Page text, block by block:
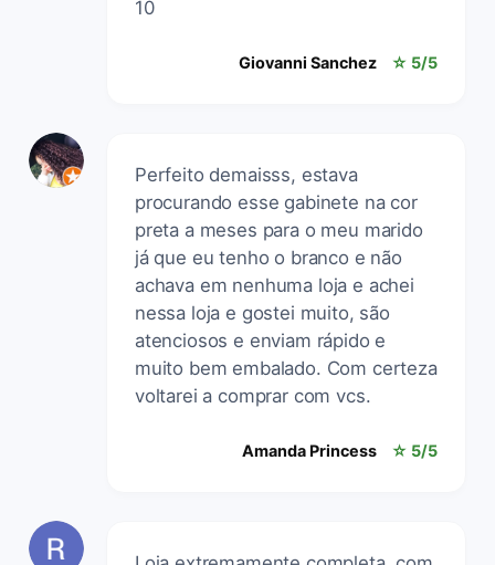
10
Giovanni Sanchez ☆ 5/5
Perfeito demaisss, estava
procurando esse gabinete na cor
preta a meses para o meu marido
já que eu tenho o branco e não
achava em nenhuma loja e achei
nessa loja e gostei muito, são
atenciosos e enviam rápido e
muito bem embalado. Com certeza
voltarei a comprar com vcs.
Amanda Princess ☆ 5/5